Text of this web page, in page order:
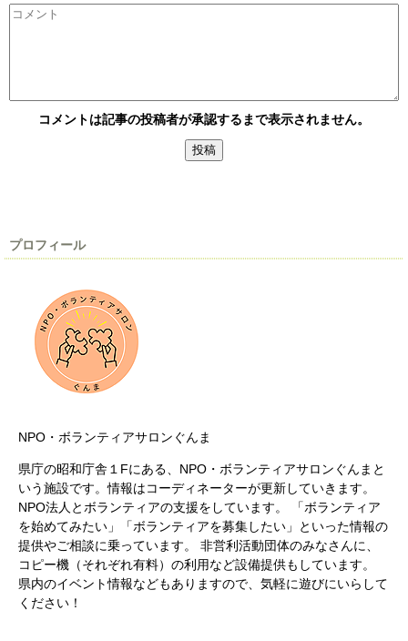
コメントは記事の投稿者が承認するまで表示されません。
プロフィール
NPO・ボランティアサロンぐんま
県庁の昭和庁舎１Fにある、NPO・ボランティアサロンぐんまと
いう施設です。情報はコーディネーターが更新していきます。
NPO法人とボランティアの支援をしています。 「ボランティア
を始めてみたい」「ボランティアを募集したい」といった情報の
提供やご相談に乗っています。 非営利活動団体のみなさんに、
コピー機（それぞれ有料）の利用など設備提供もしています。
県内のイベント情報などもありますので、気軽に遊びにいらして
ください！